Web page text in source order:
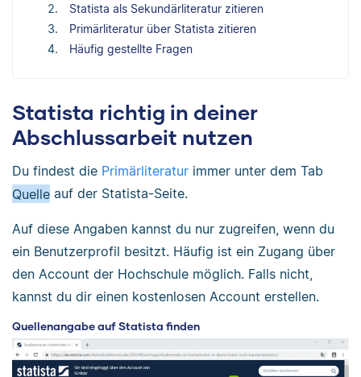
Statista als Sekundärliteratur zitieren
Primärliteratur über Statista zitieren
Häufig gestellte Fragen
Statista richtig in deiner
Abschlussarbeit nutzen
Du findest die Primärliteratur immer unter dem Tab
Quelle auf der Statista-Seite.
Auf diese Angaben kannst du nur zugreifen, wenn du
ein Benutzerprofil besitzt. Häufig ist ein Zugang über
den Account der Hochschule möglich. Falls nicht,
kannst du dir einen kostenlosen Account erstellen.
Quellenangabe auf Statista finden